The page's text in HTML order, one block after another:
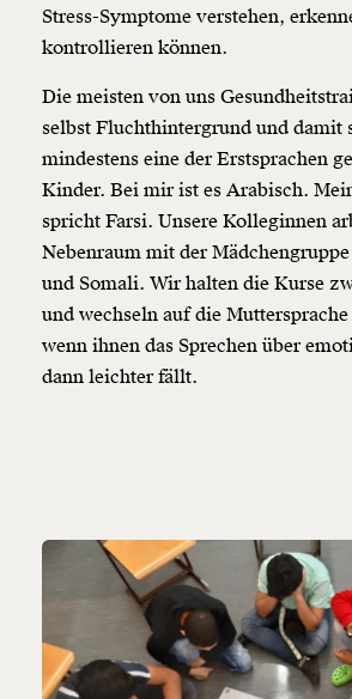
Stress-Symptome verstehen,
kontrollieren können.
Die meisten von uns
selbst Fluchthintergrund und damit
mindestens eine der Erstsprachen
Kinder. Bei mir ist es Arabisch.
spricht Farsi. Unsere Kolleginnen
Nebenraum mit der
und Somali. Wir halten die Kurse
und wechseln auf die
wenn ihnen das Sprechen über
dann leichter fällt.